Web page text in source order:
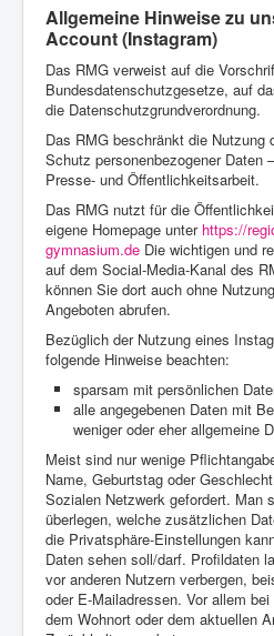
Allgemeine Hinweise zu
Account (Instagram)
Das RMG verweist auf die
Bundesdatenschutzgesetze, auf
die Datenschutzgrundverordnung.
Das RMG beschränkt die
Schutz personenbezogener Daten
Presse- und Öffentlichkeitsarbeit.
Das RMG nutzt für die
eigene Homepage unter https://
gymnasium.de Die wichtigen und
auf dem Social-Media-Kanal des
können Sie dort auch ohne
Angeboten abrufen.
Bezüglich der Nutzung eines
folgende Hinweise beachten:
sparsam mit persönlichen
alle angegebenen Daten mit
weniger oder eher allgemeine
Meist sind nur wenige
Name, Geburtstag oder
Sozialen Netzwerk gefordert. Man
überlegen, welche zusätzlichen
die Privatsphäre-Einstellungen
Daten sehen soll/darf. Profildaten
vor anderen Nutzern verbergen,
oder E-Mailadressen. Vor allem
dem Wohnort oder dem aktuellen